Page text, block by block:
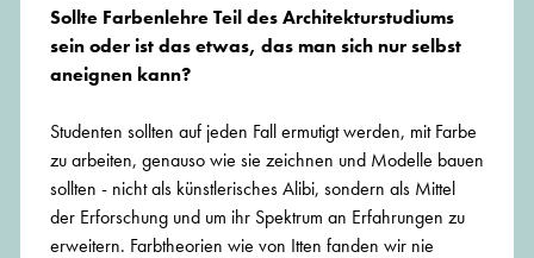
Sollte Farbenlehre Teil des Architekturstudiums
sein oder ist das etwas, das man sich nur selbst
aneignen kann?
Studenten sollten auf jeden Fall ermutigt werden, mit Farbe
zu arbeiten, genauso wie sie zeichnen und Modelle bauen
sollten - nicht als künstlerisches Alibi, sondern als Mittel
der Erforschung und um ihr Spektrum an Erfahrungen zu
erweitern. Farbtheorien wie von Itten fanden wir nie